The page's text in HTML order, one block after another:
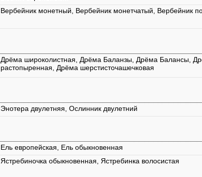
Вербейник монетный, Вербейник монетчатый, Вербейник
Дрёма широколистная, Дрёма Баланзы, Дрёма Балансы,
растопыренная, Дрёма шерстисточашечковая
Энотера двулетняя, Ослинник двулетний
Ель европейская, Ель обыкновенная
Ястребиночка обыкновенная, Ястребинка волосистая